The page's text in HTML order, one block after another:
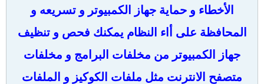
الأخطاء و حماية جهاز الكمبيوتر و تسريعه و
المحافظة على أاء النظام يمكنك فحص و تنظيف
جهاز الكمبيوتر من مخلفات البرامج و مخلفات
متصفح الانترنت مثل ملفات الكوكيز و الملفات